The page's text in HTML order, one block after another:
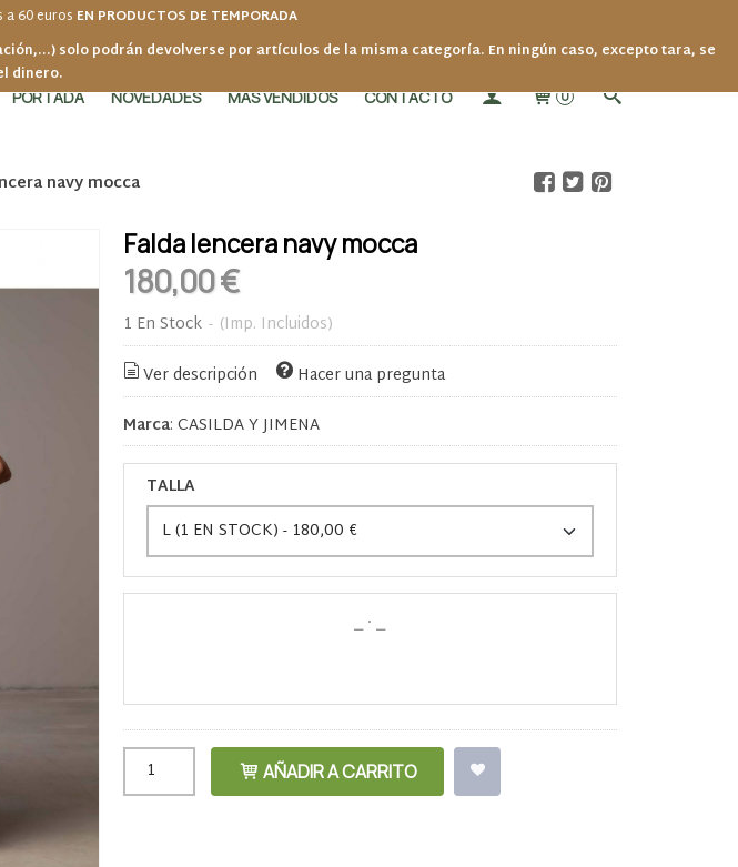
a 60 euros EN PRODUCTOS DE TEMPORADA
solo podrán devolverse por artículos de la misma categoría. En ningún caso, excepto tara, se
dinero.
PORTADA NOVEDADES MÁS VENDIDOS CONTACTO 0
navy mocca
Falda lencera navy mocca
180,00 €
1 En Stock - (Imp. Incluidos)
Ver descripción
Hacer una pregunta
Marca: CASILDA Y JIMENA
TALLA
AÑADIR A CARRITO